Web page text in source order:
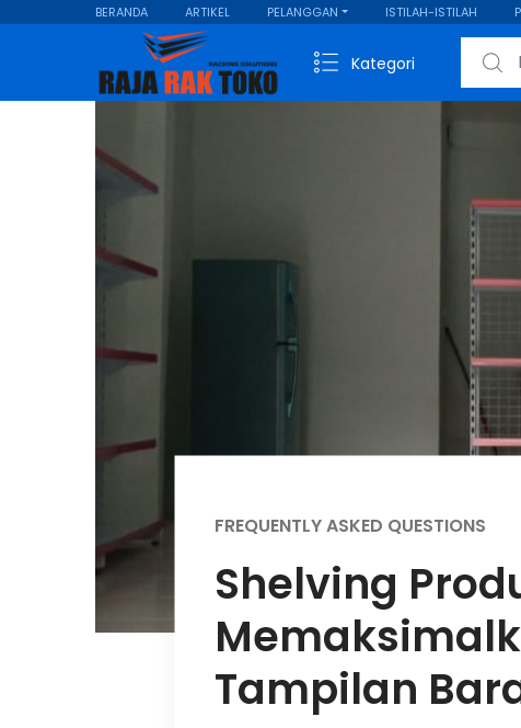
BERANDA ARTIKEL PELANGGAN ISTILAH-ISTILAH
Kategori
Search
FREQUENTLY ASKED QUESTIONS
Shelving
Tampilan